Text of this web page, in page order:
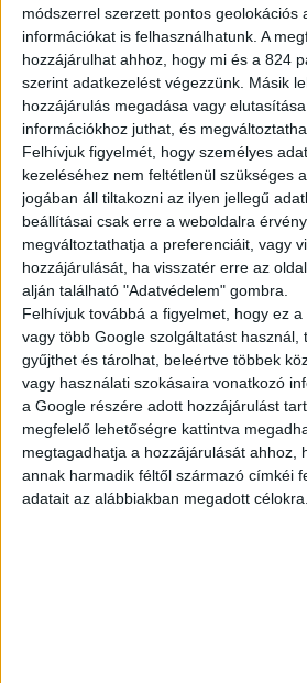
módszerrel szerzett pontos geolokációs
információkat is felhasználhatunk. A
hozzájárulhat ahhoz, hogy mi és a 824
szerint adatkezelést végezzünk. Másik
hozzájárulás megadása vagy
információkhoz juthat, és
Felhívjuk figyelmét, hogy személyes
kezeléséhez nem feltétlenül szükséges
jogában áll tiltakozni az ilyen jellegű
beállításai csak erre a weboldalra
megváltoztathatja a preferenciáit, vagy
hozzájárulását, ha visszatér erre az
alján található "Adatvédelem" gombra.
Felhívjuk továbbá a figyelmet, hogy ez a
vagy több Google szolgáltatást használ,
gyűjthet és tárolhat, beleértve többek
vagy használati szokásaira vonatkozó
a Google részére adott hozzájárulást
megfelelő lehetőségre kattintva
megtagadhatja a hozzájárulását ahhoz,
annak harmadik féltől származó címkéi
adatait az alábbiakban megadott célokra.
TELJES KÍNÁLAT